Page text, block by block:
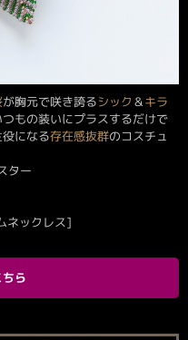
が胸元で咲き誇るシック ＆キラ
つもの装いにプラスするだけで
になる存在感抜群のコスチュ
ター
ネックレス]
ら